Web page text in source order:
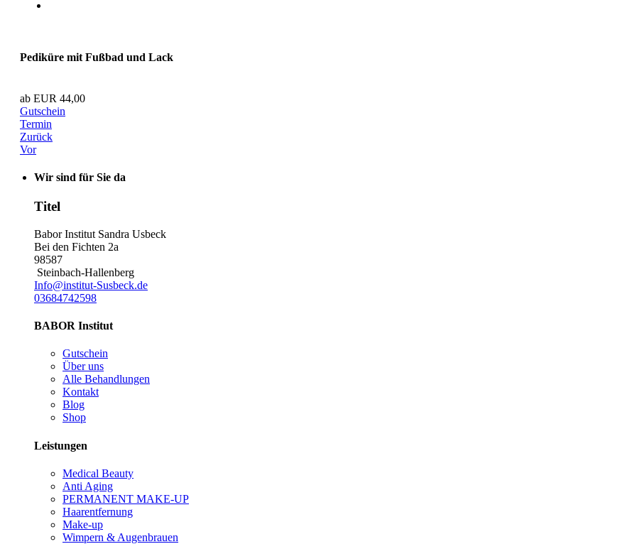
Pediküre mit Fußbad und Lack
ab EUR 44,00
Gutschein
Termin
Zurück
Vor
Wir sind für Sie da
Titel
Babor Institut Sandra Usbeck
Bei den Fichten 2a
98587
Steinbach-Hallenberg
Info@institut-Susbeck.de
03684742598
BABOR Institut
Gutschein
Über uns
Alle Behandlungen
Kontakt
Blog
Shop
Leistungen
Medical Beauty
Anti Aging
PERMANENT MAKE-UP
Haarentfernung
Make-up
Wimpern & Augenbrauen